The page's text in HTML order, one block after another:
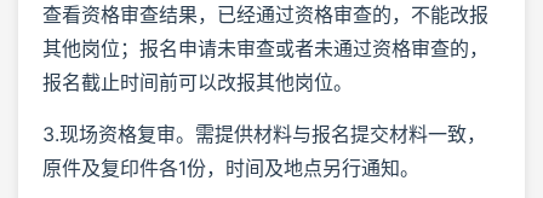
查看资格审查结果，已经通过资格审查的，不能改报
其他岗位；报名申请未审查或者未通过资格审查的，
报名截止时间前可以改报其他岗位。
3.现场资格复审。需提供材料与报名提交材料一致，
原件及复印件各1份，时间及地点另行通知。